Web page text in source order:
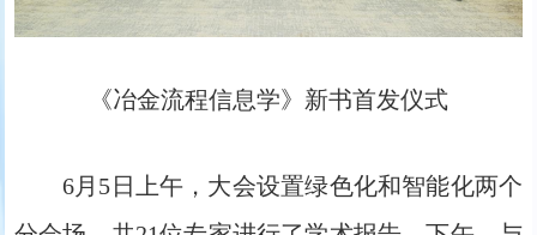
《冶金流程信息学》新书首发仪式
6月5日上午，大会设置绿色化和智能化两个